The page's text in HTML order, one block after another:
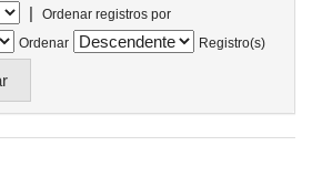
|
Ordenar registros por
Ordenar
Registro(s)